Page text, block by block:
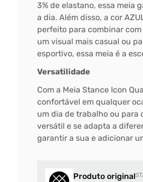
à artwalk
de compra, insira seu CEP
disponíveis para sua região
BUSCAR
3% de elastano, essa meia
a dia. Além disso, a cor
perfeito para combinar
um visual mais casual ou
esportivo, essa meia é a
Versatilidade
Com a Meia Stance Icon
confortável em qualquer
um dia de trabalho ou para
versátil e se adapta a
garantir a sua e adicionar
Produto original